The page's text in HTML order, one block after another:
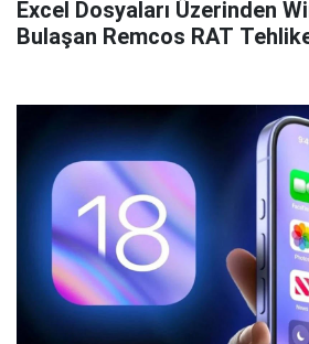
Excel Dosyaları Üzerinden
Bulaşan Remcos RAT